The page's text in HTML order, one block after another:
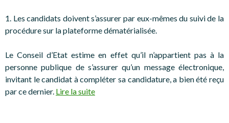
1. Les candidats doivent s’assurer par eux-mêmes du suivi de la
procédure sur la plateforme dématérialisée.
Le Conseil d’Etat estime en effet qu’il n’appartient pas à la
personne publique de s’assurer qu’un message électronique,
invitant le candidat à compléter sa candidature, a bien été reçu
par ce dernier. Lire la suite